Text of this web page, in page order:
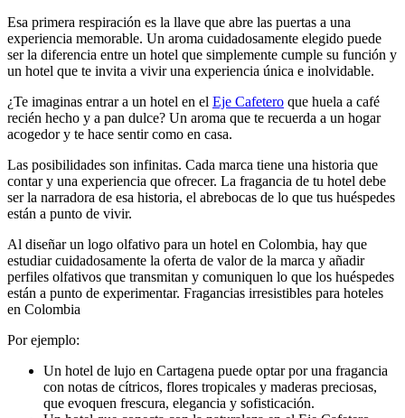
Esa primera respiración es la llave que abre las puertas a una
experiencia memorable. Un aroma cuidadosamente elegido puede
ser la diferencia entre un hotel que simplemente cumple su función y
un hotel que te invita a vivir una experiencia única e inolvidable.
¿Te imaginas entrar a un hotel en el Eje Cafetero que huela a café
recién hecho y a pan dulce? Un aroma que te recuerda a un hogar
acogedor y te hace sentir como en casa.
Las posibilidades son infinitas. Cada marca tiene una historia que
contar y una experiencia que ofrecer. La fragancia de tu hotel debe
ser la narradora de esa historia, el abrebocas de lo que tus huéspedes
están a punto de vivir.
Al diseñar un logo olfativo para un hotel en Colombia, hay que
estudiar cuidadosamente la oferta de valor de la marca y añadir
perfiles olfativos que transmitan y comuniquen lo que los huéspedes
están a punto de experimentar. Fragancias irresistibles para hoteles
en Colombia
Por ejemplo:
Un hotel de lujo en Cartagena puede optar por una fragancia
con notas de cítricos, flores tropicales y maderas preciosas,
que evoquen frescura, elegancia y sofisticación.